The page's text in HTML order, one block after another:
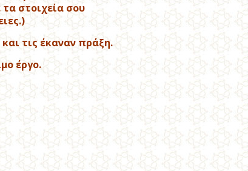
στοιχεία σου
τις έκαναν πράξη.
έργο.